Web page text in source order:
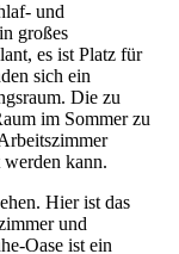
und
großes
es ist Platz für
sich ein
Die zu
im Sommer zu
werden kann.
Hier ist das
und
Oase ist ein